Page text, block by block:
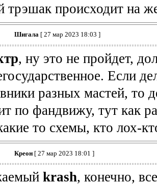
трэшак происходит на
Шигала[ 27 мар 2023 18:03 ]
, ну это не пройдет,
Если
разных мастей, то
по фандвижу, тут как
то схемы, кто лох-
Креон[ 27 мар 2023 18:01 ]
krash, конечно,